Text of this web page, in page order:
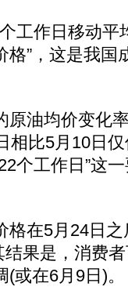
作日移动平
”，这是我国
油均价变化
相比5月10日
个工作日”这
在5月24日之
果是，消费
或在6月9日)。